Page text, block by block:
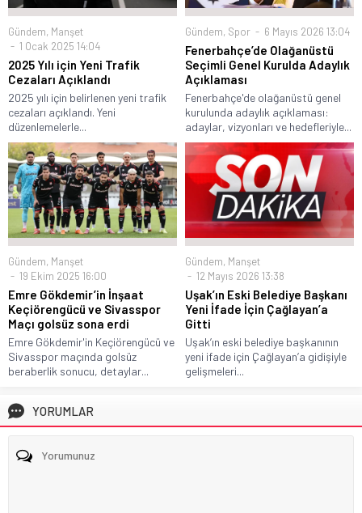
Gündem, Manşet
1 Ocak 2025 14:04
2025 Yılı için Yeni Trafik
Cezaları Açıklandı
2025 yılı için belirlenen yeni trafik
cezaları açıklandı. Yeni
düzenlemelerle...
Gündem, Spor 6 Mayıs 2026 13:04
Fenerbahçe’de Olağanüstü
Seçimli Genel Kurulda Adaylık
Açıklaması
Fenerbahçe'de olağanüstü genel
kurulunda adaylık açıklaması:
adaylar, vizyonları ve hedefleriyle...
Gündem, Manşet
19 Ekim 2025 16:00
Emre Gökdemir’in İnşaat
Keçiörengücü ve Sivasspor
Maçı golsüz sona erdi
Emre Gökdemir'in Keçiörengücü ve
Sivasspor maçında golsüz
beraberlik sonucu, detaylar...
Gündem, Manşet
12 Mayıs 2026 13:38
Uşak’ın Eski Belediye Başkanı
Yeni İfade İçin Çağlayan’a
Gitti
Uşak’ın eski belediye başkanının
yeni ifade için Çağlayan’a gidişiyle
gelişmeleri...
YORUMLAR